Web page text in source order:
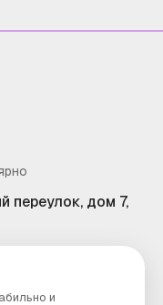
переулок, дом 7,
©
и